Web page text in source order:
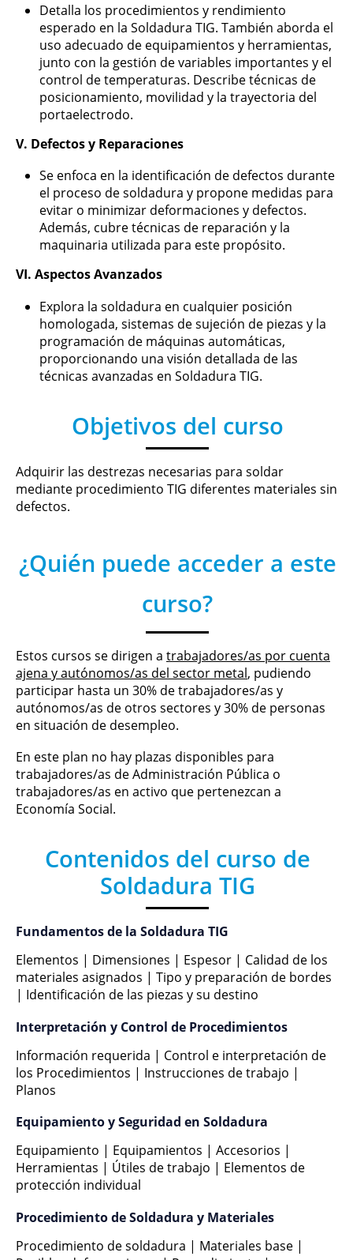
Detalla los procedimientos y rendimiento
esperado en la Soldadura TIG. También aborda el
uso adecuado de equipamientos y herramientas,
junto con la gestión de variables importantes y el
control de temperaturas. Describe técnicas de
posicionamiento, movilidad y la trayectoria del
portaelectrodo.
V. Defectos y Reparaciones
Se enfoca en la identificación de defectos durante
el proceso de soldadura y propone medidas para
evitar o minimizar deformaciones y defectos.
Además, cubre técnicas de reparación y la
maquinaria utilizada para este propósito.
VI. Aspectos Avanzados
Explora la soldadura en cualquier posición
homologada, sistemas de sujeción de piezas y la
programación de máquinas automáticas,
proporcionando una visión detallada de las
técnicas avanzadas en Soldadura TIG.
Objetivos del curso
Adquirir las destrezas necesarias para soldar
mediante procedimiento TIG diferentes materiales sin
defectos.
¿Quién puede acceder a este
curso?
Estos cursos se dirigen a trabajadores/as por cuenta
ajena y autónomos/as del sector metal, pudiendo
participar hasta un 30% de trabajadores/as y
autónomos/as de otros sectores y 30% de personas
en situación de desempleo.
En este plan no hay plazas disponibles para
trabajadores/as de Administración Pública o
trabajadores/as en activo que pertenezcan a
Economía Social.
Contenidos del curso de
Soldadura TIG
Fundamentos de la Soldadura TIG
Elementos | Dimensiones | Espesor | Calidad de los
materiales asignados | Tipo y preparación de bordes
| Identificación de las piezas y su destino
Interpretación y Control de Procedimientos
Información requerida | Control e interpretación de
los Procedimientos | Instrucciones de trabajo |
Planos
Equipamiento y Seguridad en Soldadura
Equipamiento | Equipamientos | Accesorios |
Herramientas | Útiles de trabajo | Elementos de
protección individual
Procedimiento de Soldadura y Materiales
Procedimiento de soldadura | Materiales base |